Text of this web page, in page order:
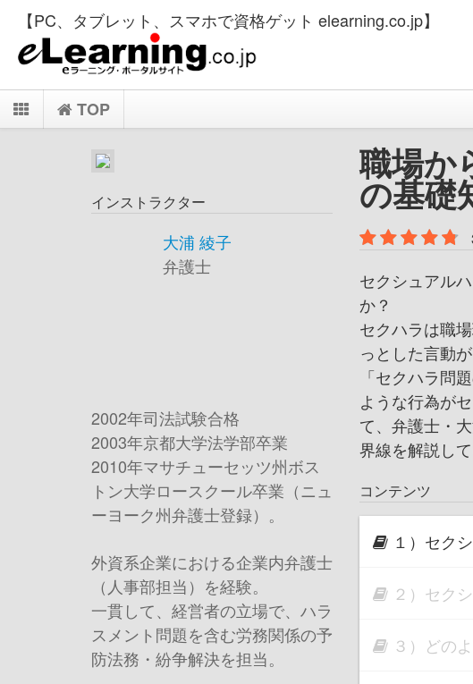
【PC、タブレット、スマホで資格ゲット elearning.co.jp】
TOP
インストラクター
大浦 綾子
弁護士
2002年司法試験合格
2003年京都大学法学部卒業
2010年マサチューセッツ州ボス
トン大学ロースクール卒業（ニュ
ーヨーク州弁護士登録）。
外資系企業における企業内弁護士
（人事部担当）を経験。
一貫して、経営者の立場で、ハラ
スメント問題を含む労務関係の予
防法務・紛争解決を担当。
職場か
の基礎
セクシュアル
か？
セクハラは職
っとした言動
「セクハラ問
ような行為が
て、弁護士・
界線を解説して
コンテンツ
１）セク
２）セク
３）どの